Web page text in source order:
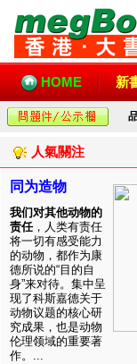
HOME 新
人氣關注
同为造物
我们对其他动物的
责任，人类有责任
将一切有感受能力
的动物，都作为康
德所说的“目的自
身”来对待。集中呈
现了科斯嘉德关于
动物议题的核心研
究成果，也是动物
伦理领域的重要著
作。...